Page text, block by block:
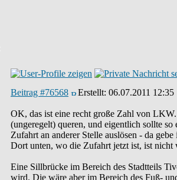
Beitrag #76568 Erstellt: 06.07.2011 12:35
OK, das ist eine recht große Zahl von LKW.
(ungeregelt) queren, und eigentlich sollte
Zufahrt an anderer Stelle auslösen - da
Dort unten, wo die Zufahrt jetzt ist, ist
Eine Sillbrücke im Bereich des Stadtteils
wird. Die wäre aber im Bereich des Fuß-